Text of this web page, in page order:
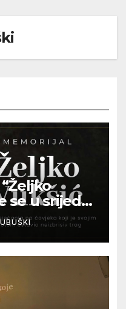
se u srijedu